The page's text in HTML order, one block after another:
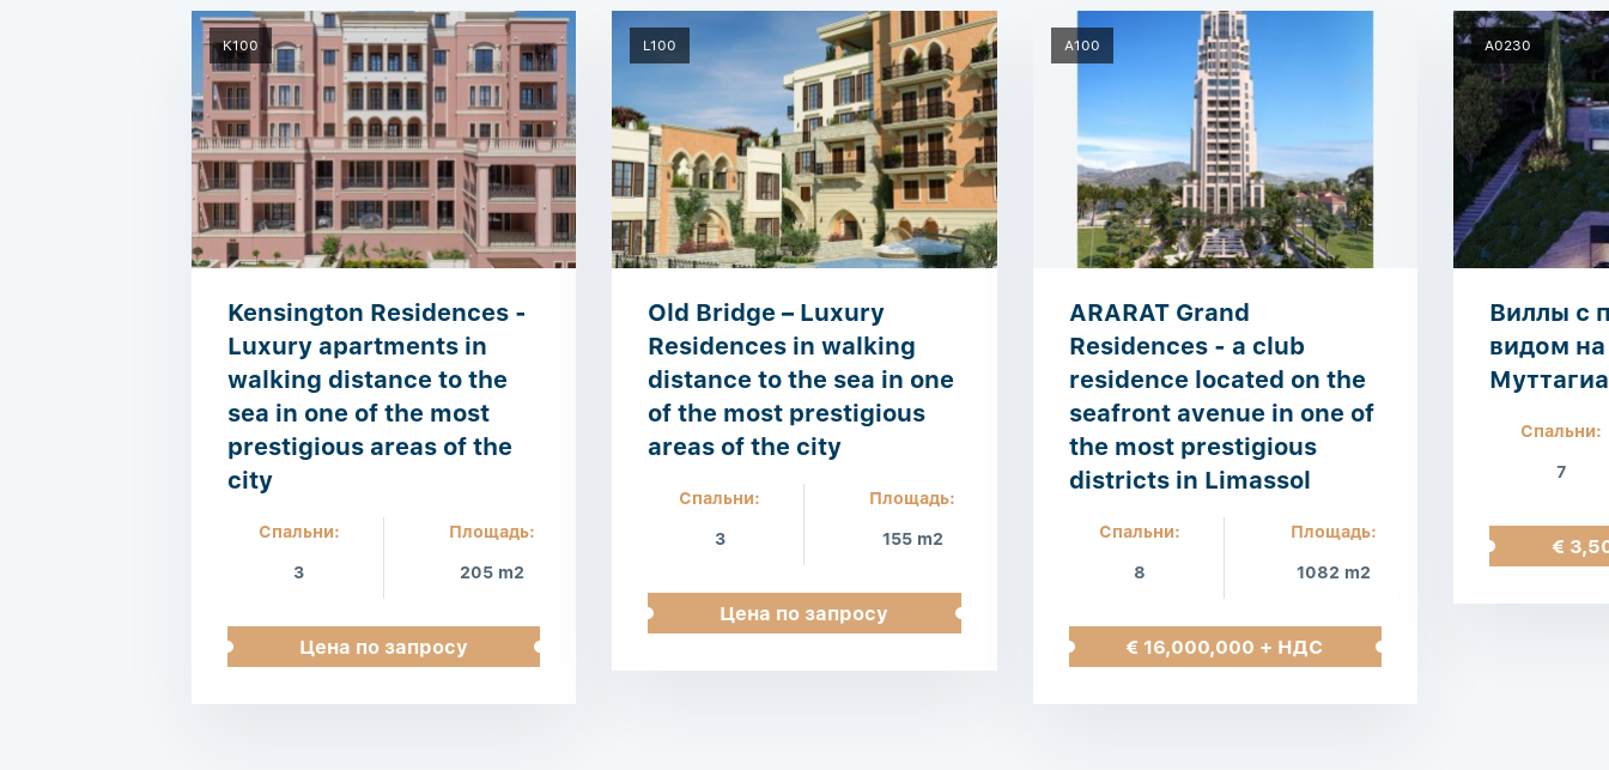
K100
Kensington Residences -
Luxury apartments in
walking distance to the
sea in one of the most
prestigious areas of the
city
Спальни:
3
Площадь:
205 m2
Цена по запросу
L100
Old Bridge – Luxury
Residences in walking
distance to the sea in one
of the most prestigious
areas of the city
Спальни:
3
Площадь:
155 m2
Цена по запросу
A100
ARARAT Grand
Residences - a club
residence located on the
seafront avenue in one of
the most prestigious
districts in Limassol
Спальни:
8
Площадь:
1082 m2
€ 16,000,000 + НДС
A0230
Виллы с
видом
Спальни:
7
€